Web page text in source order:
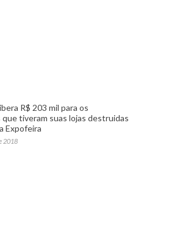
R$ 203 mil para os
tiveram suas lojas destruidas
Expofeira
2018